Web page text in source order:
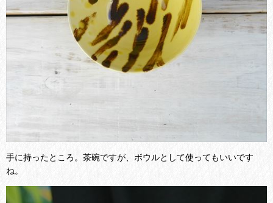
手に持ったところ。茶碗ですが、ボウルとして使ってもいいです
ね。